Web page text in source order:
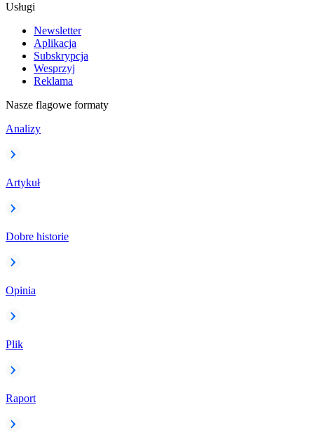
Usługi
Newsletter
Aplikacja
Subskrypcja
Wesprzyj
Reklama
Nasze flagowe formaty
Analizy
Artykuł
Dobre historie
Opinia
Plik
Raport